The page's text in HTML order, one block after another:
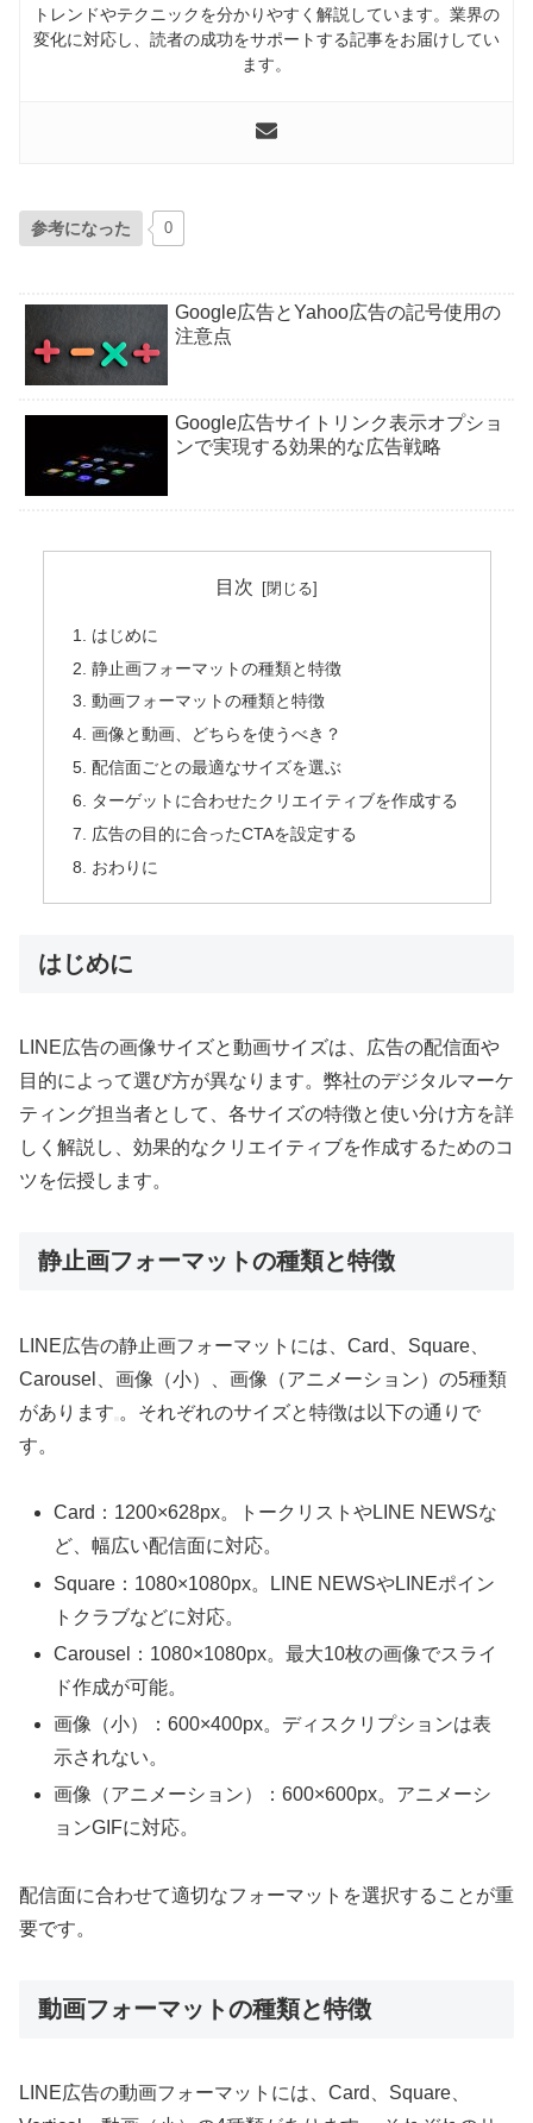
トレンドやテクニックを分かりやすく解説しています。業界の
変化に対応し、読者の成功をサポートする記事をお届けしてい
ます。
参考になった 0
Google広告とYahoo広告の記号使用の
注意点
Google広告サイトリンク表示オプショ
ンで実現する効果的な広告戦略
目次
はじめに
静止画フォーマットの種類と特徴
動画フォーマットの種類と特徴
画像と動画、どちらを使うべき？
配信面ごとの最適なサイズを選ぶ
ターゲットに合わせたクリエイティブを作成する
広告の目的に合ったCTAを設定する
おわりに
はじめに
LINE広告の画像サイズと動画サイズは、広告の配信面や
目的によって選び方が異なります。弊社のデジタルマーケ
ティング担当者として、各サイズの特徴と使い分け方を詳
しく解説し、効果的なクリエイティブを作成するためのコ
ツを伝授します。
静止画フォーマットの種類と特徴
LINE広告の静止画フォーマットには、Card、Square、
Carousel、画像（小）、画像（アニメーション）の5種類
があります 。それぞれのサイズと特徴は以下の通りで
す。
Card：1200×628px。トークリストやLINE NEWSな
ど、幅広い配信面に対応。
Square：1080×1080px。LINE NEWSやLINEポイン
トクラブなどに対応。
Carousel：1080×1080px。最大10枚の画像でスライ
ド作成が可能。
画像（小）：600×400px。ディスクリプションは表
示されない。
画像（アニメーション）：600×600px。アニメーシ
ョンGIFに対応。
配信面に合わせて適切なフォーマットを選択することが重
要です。
動画フォーマットの種類と特徴
LINE広告の動画フォーマットには、Card、Square、